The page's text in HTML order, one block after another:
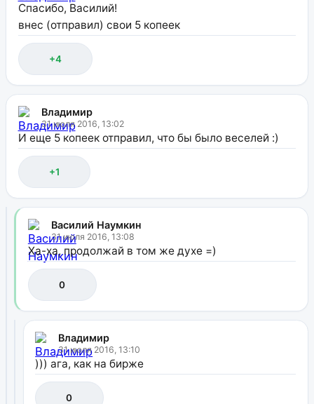
Спасибо, Василий!
внес (отправил) свои 5 копеек
+4
Владимир
31 июля 2016, 13:02
И еще 5 копеек отправил, что бы было веселей :)
+1
Василий Наумкин
31 июля 2016, 13:08
Ха-ха, продолжай в том же духе =)
0
Владимир
31 июля 2016, 13:10
))) ага, как на бирже
0